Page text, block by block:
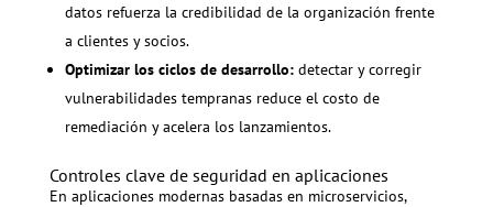
datos refuerza la credibilidad de la organización frente
a clientes y socios.
Optimizar los ciclos de desarrollo:detectar y corregir
vulnerabilidades tempranas reduce el costo de
remediación y acelera los lanzamientos.
Controles clave de seguridad en aplicaciones
En aplicaciones modernas basadas en microservicios,